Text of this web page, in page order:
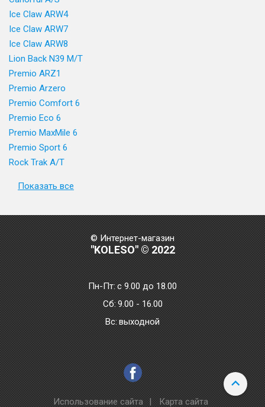
Ice Claw ARW4
Ice Claw ARW7
Ice Claw ARW8
Lion Back N39 M/T
Premio ARZ1
Premio Arzero
Premio Comfort 6
Premio Eco 6
Premio MaxMile 6
Premio Sport 6
Rock Trak A/T
Показать все
© Интернет-магазин
"KOLESO" © 2022
Пн-Пт:с 9.00 до 18.00
Сб: 9.00 - 16.00
Bc: выходной
Использование сайта | Карта сайта